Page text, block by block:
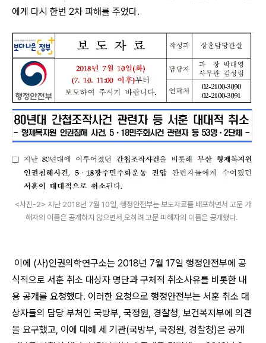
에게 다시 한번 2차 피해를 주었다.
<사진-2> 지난 2018년 7월 10일, 행정안전부는 보도자료를 배포하면서 고문 가
해자의 이름은 공개하지 않으면서,오히려 고문 피해자의 이름은 공개했다.
이에 (사)인권의학연구소는 2018년 7월 17일 행정안전부에 공
식적으로 서훈 취소 대상자 명단과 구체적 취소사유를 비롯한 내
용 공개를 요청했다. 이러한 요청으로 행정안전부는 서훈 취소 대
상자들의 담당 부처인 국방부, 국정원, 경찰청, 보건복지부에 의견
을 요구했고, 이에 대해 세 기관(국방부, 국정원, 경찰청)은 공개